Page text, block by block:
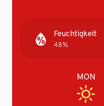
Feuchtigkeit
48%
MON